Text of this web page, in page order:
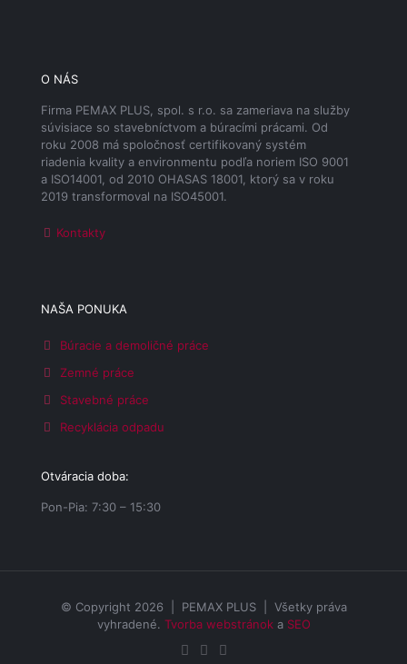
O NÁS
Firma PEMAX PLUS, spol. s r.o. sa zameriava na služby
súvisiace so stavebníctvom a búracími prácami. Od
roku 2008 má spoločnosť certifikovaný systém
riadenia kvality a environmentu podľa noriem ISO 9001
a ISO14001, od 2010 OHASAS 18001, ktorý sa v roku
2019 transformoval na ISO45001.
Kontakty
NAŠA PONUKA
Búracie a demoličné práce
Zemné práce
Stavebné práce
Recyklácia odpadu
Otváracia doba:
Pon-Pia: 7:30 – 15:30
© Copyright 2026 | PEMAX PLUS | Všetky práva
vyhradené. Tvorba webstránok a SEO